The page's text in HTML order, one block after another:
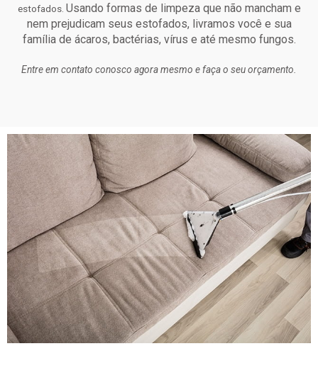
estofados. Usando formas de limpeza que não mancham e
nem prejudicam seus estofados, livramos você e sua
família de ácaros, bactérias, vírus e até mesmo fungos.
Entre em contato conosco agora mesmo e faça o seu orçamento.